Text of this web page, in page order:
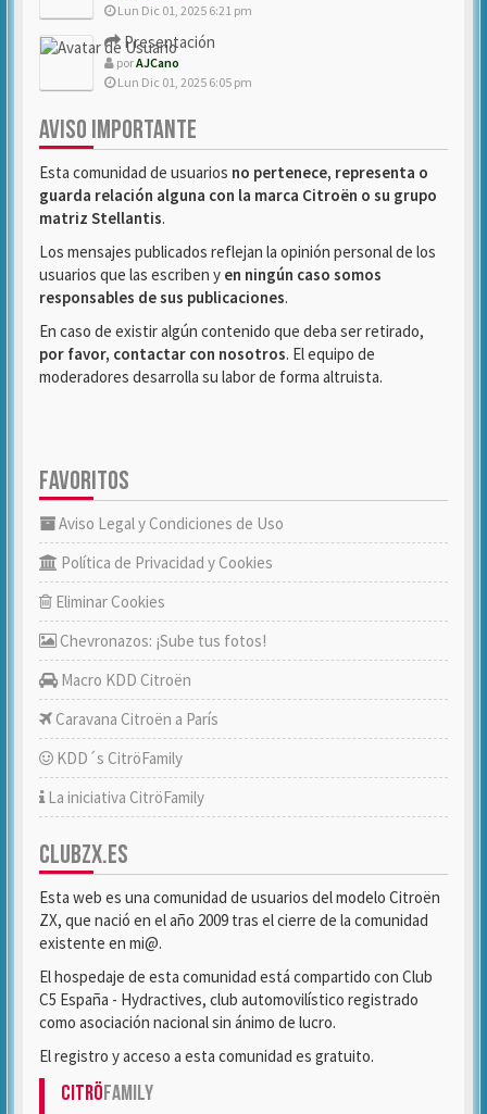
Lun Dic 01, 2025 6:21 pm
Presentación
porAJCano
Lun Dic 01, 2025 6:05 pm
AVISO IMPORTANTE
Esta comunidad de usuarios no pertenece, representa o
guarda relación alguna con la marca Citroën o su grupo
matriz Stellantis.
Los mensajes publicados reflejan la opinión personal de los
usuarios que las escriben y en ningún caso somos
responsables de sus publicaciones.
En caso de existir algún contenido que deba ser retirado,
por favor, contactar con nosotros. El equipo de
moderadores desarrolla su labor de forma altruista.
FAVORITOS
Aviso Legal y Condiciones de Uso
Política de Privacidad y Cookies
Eliminar Cookies
Chevronazos: ¡Sube tus fotos!
Macro KDD Citroën
Caravana Citroën a París
KDD´s CitröFamily
La iniciativa CitröFamily
CLUBZX.ES
Esta web es una comunidad de usuarios del modelo Citroën
ZX, que nació en el año 2009 tras el cierre de la comunidad
existente en mi@.
El hospedaje de esta comunidad está compartido con Club
C5 España - Hydractives, club automovilístico registrado
como asociación nacional sin ánimo de lucro.
El registro y acceso a esta comunidad es gratuito.
CitröFamily